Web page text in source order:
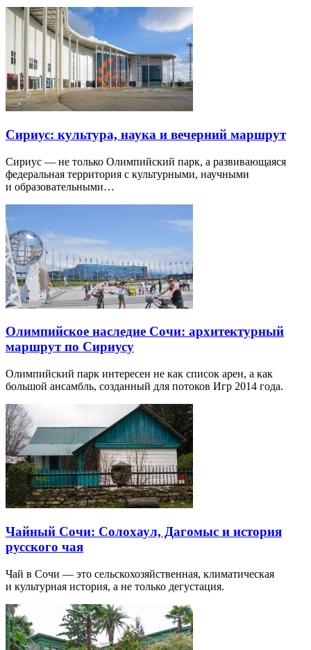
Сириус: культура, наука и вечерний маршрут
Сириус — не только Олимпийский парк, а развивающаяся
федеральная территория с культурными, научными
и образовательными…
Олимпийское наследие Сочи: архитектурный
маршрут по Сириусу
Олимпийский парк интересен не как список арен, а как
большой ансамбль, созданный для потоков Игр 2014 года.
Чайный Сочи: Солохаул, Дагомыс и история
русского чая
Чай в Сочи — это сельскохозяйственная, климатическая
и культурная история, а не только дегустация.